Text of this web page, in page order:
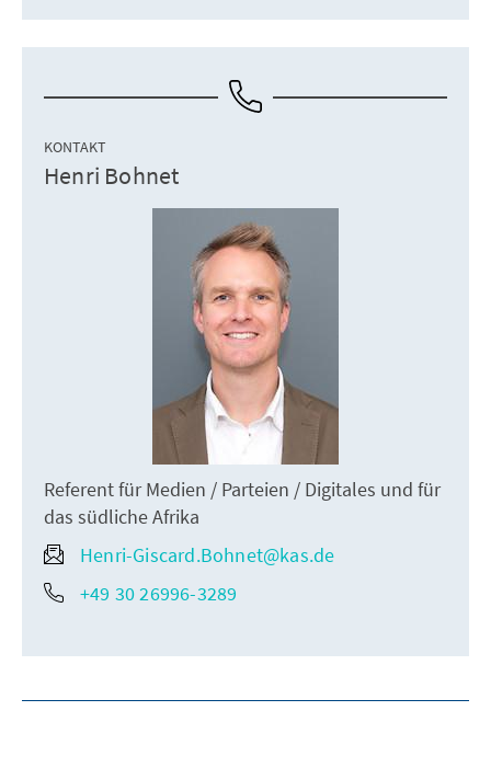
KONTAKT
Henri Bohnet
Referent für Medien / Parteien / Digitales und für
das südliche Afrika
Henri-Giscard.Bohnet@kas.de
+49 30 26996-3289